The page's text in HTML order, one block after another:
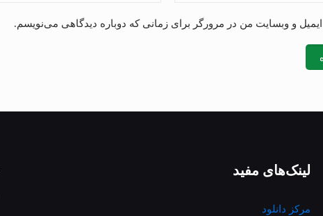
ایمیل و وبسایت من در مرورگر برای زمانی که دوباره دیدگاهی می‌نویسم.
لینک‌های مفید
مرکز دانلود